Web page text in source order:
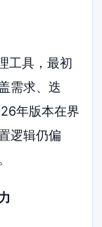
工具，最初
需求、迭
年版本在界
逻辑仍偏